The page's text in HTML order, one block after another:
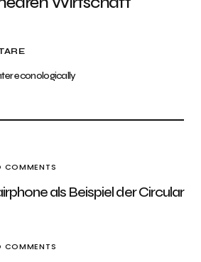
econologically
COMMENTS
als Beispiel der Circular
COMMENTS